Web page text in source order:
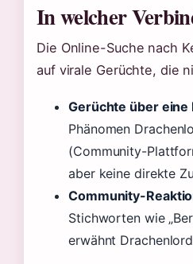
In welcher
Die Online-Suche nach
auf virale Gerüchte, die
Gerüchte über eine
Phänomen
(Community-
aber keine direkte
Community-
Stichworten wie
erwähnt